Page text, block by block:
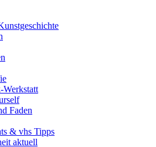
Werkstatt
Faden
& vhs Tipps
aktuell